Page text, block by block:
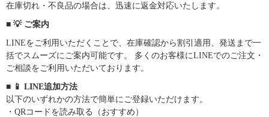
在庫切れ・不良品の場合は、迅速に返金対応いたします。
■ 💡 ご案内
LINEをご利用いただくことで、在庫確認から割引適用、発送まで一
括でスムーズにご案内可能です。 多くのお客様にLINEでのご注文・
ご相談をご利用いただいております。
■ 📱 LINE追加方法
以下のいずれかの方法で簡単にご登録いただけます。
・QRコードを読み取る（おすすめ）